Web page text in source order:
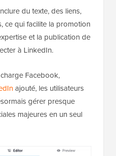
du texte, des liens,
ce qui facilite la promotion
et la publication de
à LinkedIn.
Facebook,
ajouté, les utilisateurs
gérer presque
majeures en un seul